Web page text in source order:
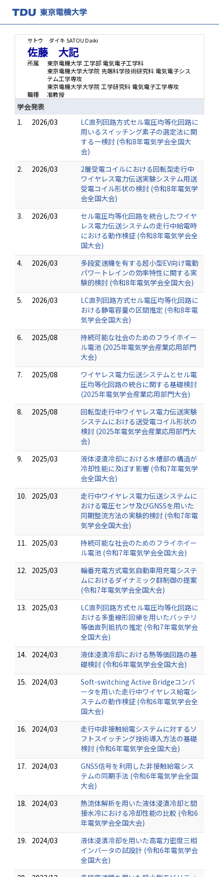
サトウ ダイキ SATOU Daiki
佐藤 大記
所属
東京電機大学 工学部 電気電子工学科
東京電機大学大学院 先端科学技術研究科 電気電子シス
テム工学専攻
東京電機大学大学院 工学研究科 電気電子工学専攻
職種
准教授
学会発表
1.
2026/03
LC直列回路方式セル電圧均等化回路に
用いるスイッチング素子の選定法に関
する一検討 (令和8年電気学会全国大
会)
2.
2026/03
2層受電コイルにおける回転型走行中
ワイヤレス電力伝送実験システム用送
受電コイル形状の検討 (令和8年電気学
会全国大会)
3.
2026/03
セル電圧均等化回路を統合したワイヤ
レス電力伝送システムの走行中給電時
における動作検証 (令和8年電気学会全
国大会)
4.
2026/03
多段変速機を有する超小型EV向け電動
パワートレインの効率特性に関する実
験的検討 (令和8年電気学会全国大会)
5.
2026/03
LC直列回路方式セル電圧均等化回路に
おける静電容量の区間推定 (令和8年電
気学会全国大会)
6.
2025/08
持続可能な社会のためのフライホイー
ル電池 (2025年電気学会産業応用部門
大会)
7.
2025/08
ワイヤレス電力伝送システムとセル電
圧均等化回路の統合に関する基礎検討
(2025年電気学会産業応用部門大会)
8.
2025/08
回転型走行中ワイヤレス電力伝送実験
システムにおける送受電コイル形状の
検討 (2025年電気学会産業応用部門大
会)
9.
2025/03
液体浸漬冷却における水槽部の構造が
冷却性能に及ぼす影響 (令和7年電気学
会全国大会)
10.
2025/03
走行中ワイヤレス電力伝送システムに
おける電圧センサ及びGNSSを用いた
同期整流方法の実験的検討 (令和7年電
気学会全国大会)
11.
2025/03
持続可能な社会のためのフライホイー
ル電池 (令和7年電気学会全国大会)
12.
2025/03
輪番充電方式電気自動車用充電システ
ムにおけるダイナミック群制御の提案
(令和7年電気学会全国大会)
13.
2025/03
LC直列回路方式セル電圧均等化回路に
おける多重線形回帰を用いたバッテリ
等価直列抵抗の推定 (令和7年電気学会
全国大会)
14.
2024/03
液体浸漬冷却における熱等価回路の基
礎検討 (令和6年電気学会全国大会)
15.
2024/03
Soft-switching Active Bridgeコンバ
ータを用いた走行中ワイヤレス給電シ
ステムの動作検証 (令和6年電気学会全
国大会)
16.
2024/03
走行中非接触給電システムに対するソ
フトスイッチング技術導入方法の基礎
検討 (令和6年電気学会全国大会)
17.
2024/03
GNSS信号を利用した非接触給電シス
テムの同期手法 (令和6年電気学会全国
大会)
18.
2024/03
熱流体解析を用いた液体浸漬冷却と間
接水冷における冷却性能の比較 (令和6
年電気学会全国大会)
19.
2024/03
液体浸漬冷却を用いた高電力密度三相
インバータの試設計 (令和6年電気学会
全国大会)